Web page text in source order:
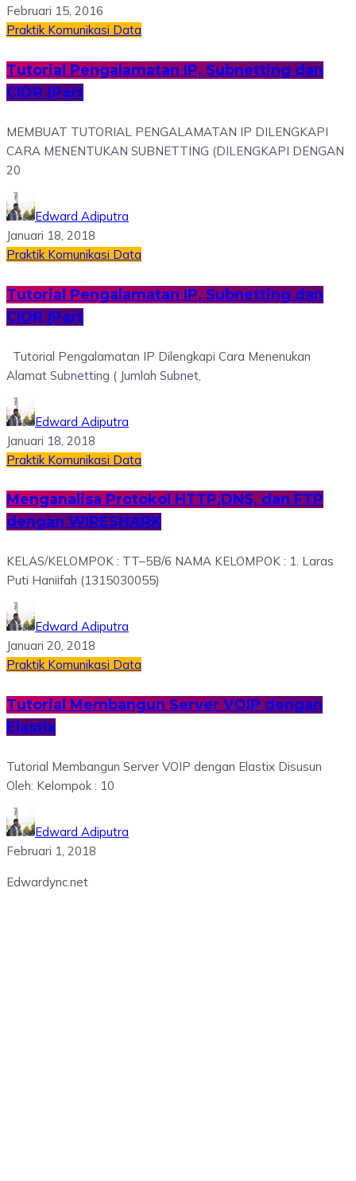
Februari 15, 2016
Praktik Komunikasi Data
Tutorial Pengalamatan IP, Subnetting dan
CIDR (Part
MEMBUAT TUTORIAL PENGALAMATAN IP DILENGKAPI
CARA MENENTUKAN SUBNETTING (DILENGKAPI DENGAN
20
Edward Adiputra
Januari 18, 2018
Praktik Komunikasi Data
Tutorial Pengalamatan IP, Subnetting dan
CIDR (Part
Tutorial Pengalamatan IP Dilengkapi Cara Menenukan
Alamat Subnetting ( Jumlah Subnet,
Edward Adiputra
Januari 18, 2018
Praktik Komunikasi Data
Menganalisa Protokol HTTP,DNS, dan FTP
dengan WIRESHARK
KELAS/KELOMPOK : TT–5B/6 NAMA KELOMPOK : 1. Laras
Puti Haniifah (1315030055)
Edward Adiputra
Januari 20, 2018
Praktik Komunikasi Data
Tutorial Membangun Server VOIP dengan
Elastix
Tutorial Membangun Server VOIP dengan Elastix Disusun
Oleh: Kelompok : 10
Edward Adiputra
Februari 1, 2018
Edwardync.net